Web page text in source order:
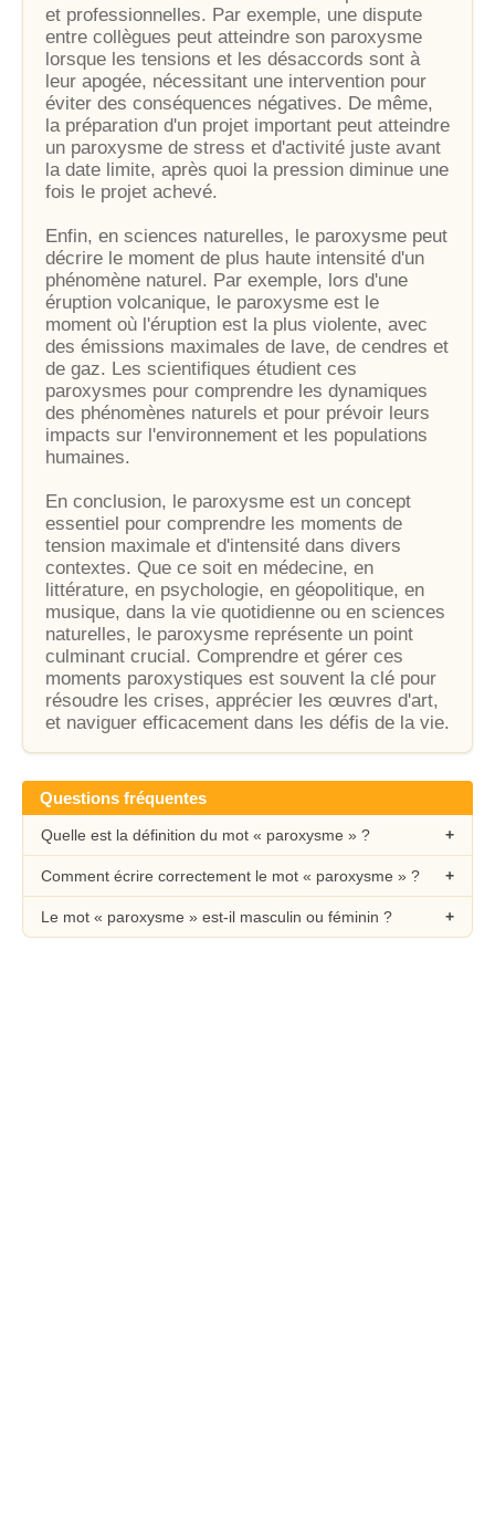
et professionnelles. Par exemple, une dispute
entre collègues peut atteindre son paroxysme
lorsque les tensions et les désaccords sont à
leur apogée, nécessitant une intervention pour
éviter des conséquences négatives. De même,
la préparation d'un projet important peut atteindre
un paroxysme de stress et d'activité juste avant
la date limite, après quoi la pression diminue une
fois le projet achevé.
Enfin, en sciences naturelles, le paroxysme peut
décrire le moment de plus haute intensité d'un
phénomène naturel. Par exemple, lors d'une
éruption volcanique, le paroxysme est le
moment où l'éruption est la plus violente, avec
des émissions maximales de lave, de cendres et
de gaz. Les scientifiques étudient ces
paroxysmes pour comprendre les dynamiques
des phénomènes naturels et pour prévoir leurs
impacts sur l'environnement et les populations
humaines.
En conclusion, le paroxysme est un concept
essentiel pour comprendre les moments de
tension maximale et d'intensité dans divers
contextes. Que ce soit en médecine, en
littérature, en psychologie, en géopolitique, en
musique, dans la vie quotidienne ou en sciences
naturelles, le paroxysme représente un point
culminant crucial. Comprendre et gérer ces
moments paroxystiques est souvent la clé pour
résoudre les crises, apprécier les œuvres d'art,
et naviguer efficacement dans les défis de la vie.
Questions fréquentes
Quelle est la définition du mot « paroxysme » ?
Comment écrire correctement le mot « paroxysme » ?
Le mot « paroxysme » est-il masculin ou féminin ?